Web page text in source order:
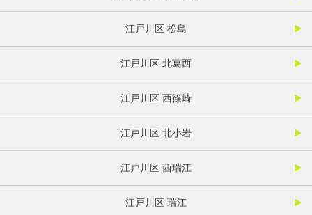
江戸川区 松島
江戸川区 北葛西
江戸川区 西篠崎
江戸川区 北小岩
江戸川区 西瑞江
江戸川区 瑞江